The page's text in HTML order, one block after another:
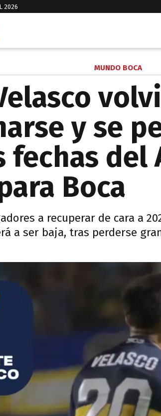
2026
MUNDO BOCA
y se
fechas del
Boca
a recuperar de cara a
a ser baja, tras perderse